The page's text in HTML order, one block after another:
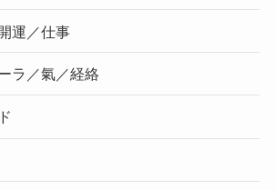
運／仕事
ラ／氣／経絡